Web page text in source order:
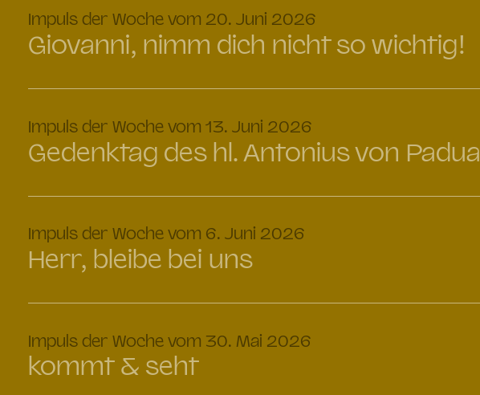
Impuls der Woche vom 20. Juni 2026
Giovanni, nimm dich nicht so wichtig!
Impuls der Woche vom 13. Juni 2026
Gedenktag des hl. Antonius von Padua
Impuls der Woche vom 6. Juni 2026
Herr, bleibe bei uns
Impuls der Woche vom 30. Mai 2026
kommt & seht